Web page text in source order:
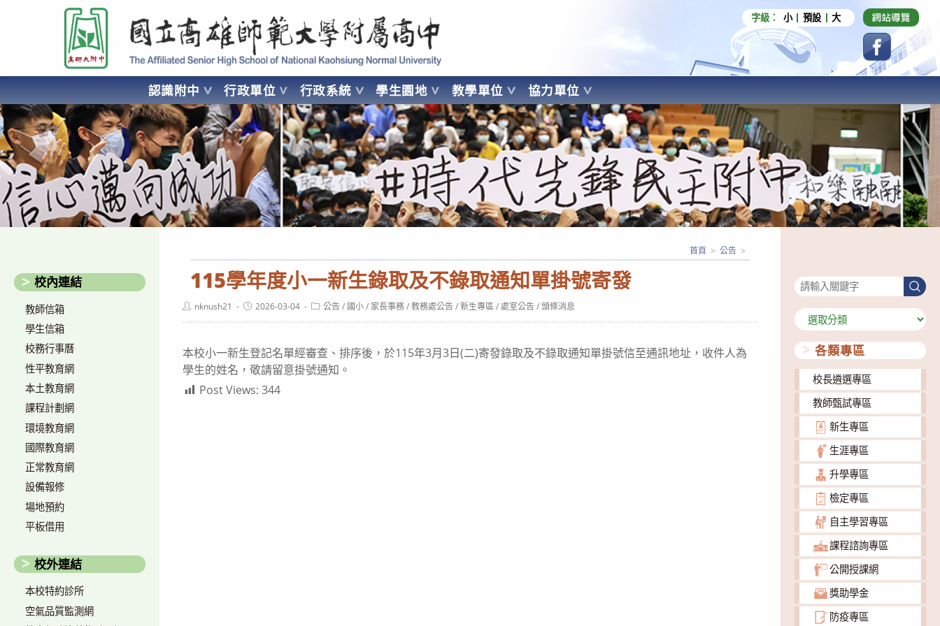
要
容
國立高雄師範大學附屬高級中學 Affiliated Senior High School of National Kaohsiung Normal University
字級： 小 預設 大
認識附中 行政單位 行政系統 學生園地 教學單位 協力單位
AFFILIATED SENIOR HIGH SCHOOL OF NATIONAL KAOHSIUNG NORMAL UNIVERSITY
115學年度小一新生錄取及不錄取通知單掛號寄發
首頁 > 公告 >
Postnknush21
Post2026-03-04
Post公告 / 國小 / 家長事務 / 教務處公告 / 新生專區 / 處室公告 / 頭條消息
本校小一新生登記名單經審查、排序後，於115年3月3日(二)寄發錄取及不錄取通知單掛號信至通訊地址，收件人為
學生的姓名，敬請留意掛號通知。
Post Views: 344
校內連結
教師信箱
學生信箱
校務行事曆
性平教育網
本土教育網
課程計劃網
環境教育網
國際教育網
正常教育網
設備報修
場地預約
平板借用
校外連結
本校特約診所
空氣品質監測網
搜
尋
分
類
各類專區
校長遴選專區
教師甄試專區
新生專區
生涯專區
升學專區
檢定專區
自主學習專區
課程諮詢專區
公開授課網
獎助學金
防疫專區